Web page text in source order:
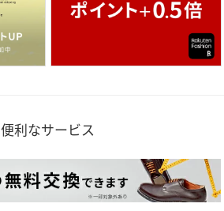
便利なサービス